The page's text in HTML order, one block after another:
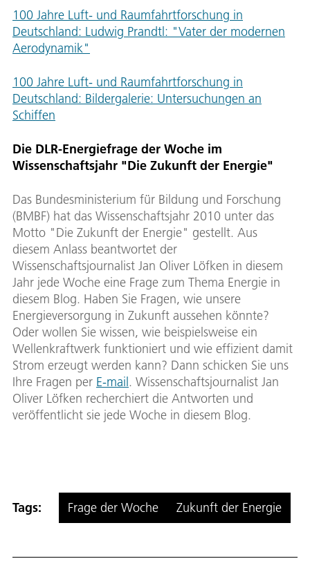
100 Jahre Luft- und Raumfahrtforschung in
Deutschland: Ludwig Prandtl: "Vater der modernen
Aerodynamik"
100 Jahre Luft- und Raumfahrtforschung in
Deutschland: Bildergalerie: Untersuchungen an
Schiffen
Die DLR-Energiefrage der Woche im
Wissenschaftsjahr "Die Zukunft der Energie"
Das Bundesministerium für Bildung und Forschung
(BMBF) hat das Wissenschaftsjahr 2010 unter das
Motto "Die Zukunft der Energie" gestellt. Aus
diesem Anlass beantwortet der
Wissenschaftsjournalist Jan Oliver Löfken in diesem
Jahr jede Woche eine Frage zum Thema Energie in
diesem Blog. Haben Sie Fragen, wie unsere
Energieversorgung in Zukunft aussehen könnte?
Oder wollen Sie wissen, wie beispielsweise ein
Wellenkraftwerk funktioniert und wie effizient damit
Strom erzeugt werden kann? Dann schicken Sie uns
Ihre Fragen per E-mail. Wissenschaftsjournalist Jan
Oliver Löfken recherchiert die Antworten und
veröffentlicht sie jede Woche in diesem Blog.
Tags: Frage der Woche Zukunft der Energie